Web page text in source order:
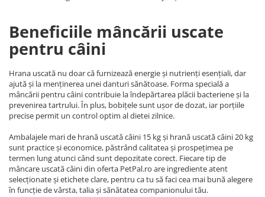
Beneficiile mâncării uscate
pentru câini
Hrana uscată nu doar că furnizează energie și nutrienți esențiali, dar
ajută și la menținerea unei danturi sănătoase. Forma specială a
mâncării pentru câini contribuie la îndepărtarea plăcii bacteriene și la
prevenirea tartrului. În plus, bobițele sunt ușor de dozat, iar porțiile
precise permit un control optim al dietei zilnice.
Ambalajele mari de hrană uscată câini 15 kg și hrană uscată câini 20 kg
sunt practice și economice, păstrând calitatea și prospețimea pe
termen lung atunci când sunt depozitate corect. Fiecare tip de
mâncare uscată câini din oferta PetPal.ro are ingrediente atent
selecționate și etichete clare, pentru ca tu să faci cea mai bună alegere
în funcție de vârsta, talia și sănătatea companionului tău.